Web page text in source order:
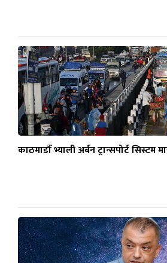
काठमाडौँ भ्याली अर्बन ट्रान्सपोर्ट सिस्टम